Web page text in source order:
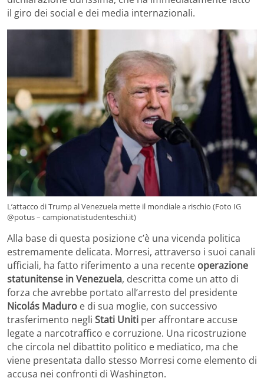
il giro dei social e dei media internazionali.
L’attacco di Trump al Venezuela mette il mondiale a rischio (Foto IG
@potus – campionatistudenteschi.it)
Alla base di questa posizione c’è una vicenda politica
estremamente delicata. Morresi, attraverso i suoi canali
ufficiali, ha fatto riferimento a una recente operazione
statunitense in Venezuela, descritta come un atto di
forza che avrebbe portato all’arresto del presidente
Nicolás Maduro e di sua moglie, con successivo
trasferimento negli Stati Uniti per affrontare accuse
legate a narcotraffico e corruzione. Una ricostruzione
che circola nel dibattito politico e mediatico, ma che
viene presentata dallo stesso Morresi come elemento di
accusa nei confronti di Washington.